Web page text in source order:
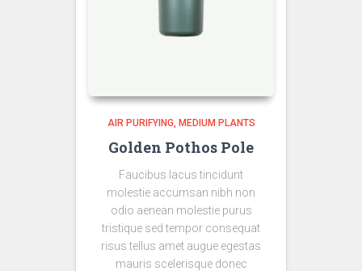
AIR PURIFYING MEDIUM PLANTS
Golden Pothos Pole
Faucibus lacus tincidunt
molestie accumsan nibh non
odio aenean molestie purus
tristique sed tempor consequat
risus tellus amet augue egestas
mauris scelerisque donec